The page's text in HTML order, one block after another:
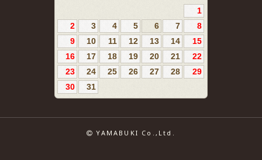
1
2
3 4 5 6 7
8
9
10 11 12 13 14
15
16
17 18 19 20 21
22
23
24 25 26 27 28
29
30
31
YAMABUKI Co.,Ltd.